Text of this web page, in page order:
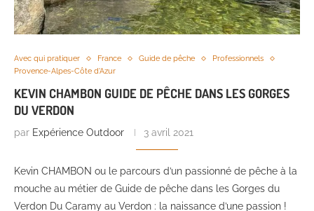
Avec qui pratiquer France Guide de pêche
Professionnels
Provence-Alpes-Côte d'Azur
KEVIN CHAMBON GUIDE DE PÊCHE DANS LES GORGES
DU VERDON
par Expérience Outdoor 3 avril 2021
Kevin CHAMBON ou le parcours d’un passionné de pêche à la
mouche au métier de Guide de pêche dans les Gorges du
Verdon Du Caramy au Verdon : la naissance d’une passion !